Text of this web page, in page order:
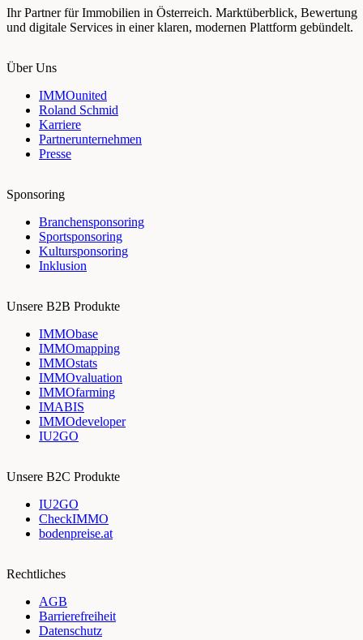
Ihr Partner für Immobilien in Österreich. Marktüberblick, Bewertung
und digitale Services in einer klaren, modernen Plattform gebündelt.
Über Uns
IMMOunited
Roland Schmid
Karriere
Partnerunternehmen
Presse
Sponsoring
Branchensponsoring
Sportsponsoring
Kultursponsoring
Inklusion
Unsere B2B Produkte
IMMObase
IMMOmapping
IMMOstats
IMMOvaluation
IMMOfarming
IMABIS
IMMOdeveloper
IU2GO
Unsere B2C Produkte
IU2GO
CheckIMMO
bodenpreise.at
Rechtliches
AGB
Barrierefreiheit
Datenschutz